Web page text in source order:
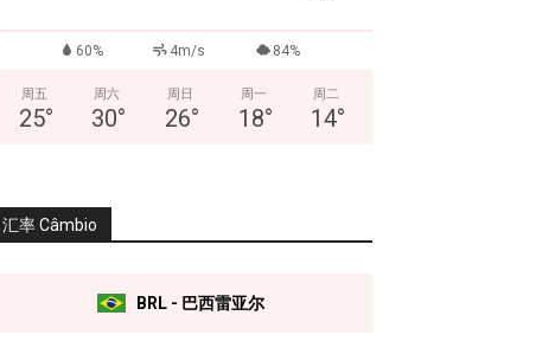
60% 4m/s 84%
周五
25°
周六
30°
周日
26°
周一
18°
周二
14°
汇率 Câmbio
BRL - 巴西雷亚尔